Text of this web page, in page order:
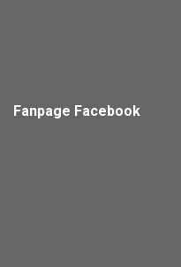
Fanpage Facebook